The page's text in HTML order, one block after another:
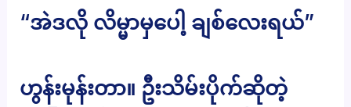
“အဲဒလို လိမ္မာမှပေါ့ ချစ်လေးရယ်”
ဟွန်းမုန်းတာ။ ဦးသိမ်းပိုက်ဆိုတဲ့